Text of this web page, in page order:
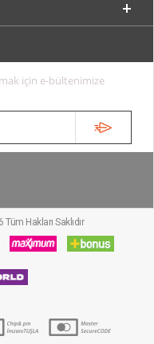
için e-bültenimize
Hakları Saklıdır